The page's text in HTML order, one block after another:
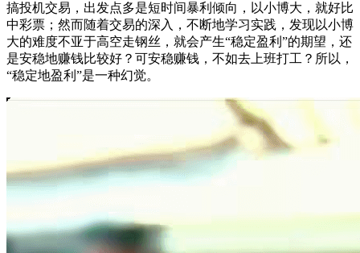
搞投机交易，出发点多是短时间暴利倾向，以小博大，就好比
中彩票；然而随着交易的深入，不断地学习实践，发现以小博
大的难度不亚于高空走钢丝，就会产生“稳定盈利”的期望，还
是安稳地赚钱比较好？可安稳赚钱，不如去上班打工？所以，
“稳定地盈利”是一种幻觉。